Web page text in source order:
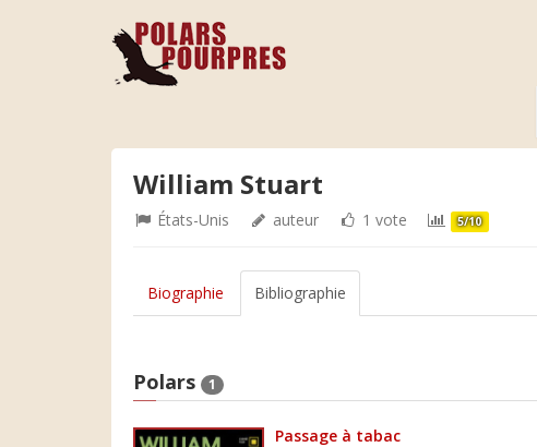
William Stuart
États-Unis auteur 1 vote 5/10
Biographie Bibliographie
Polars 1
Passage à tabac